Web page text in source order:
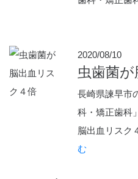
2020/08/10
虫歯菌
長崎県諫早
科・矯正歯科
脳出血リスク
む